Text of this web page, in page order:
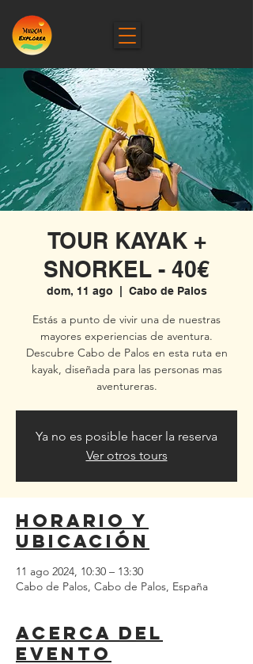
TOUR KAYAK +
SNORKEL - 40€
dom, 11 ago Cabo de Palos
Estás a punto de vivir una de nuestras
mayores experiencias de aventura.
Descubre Cabo de Palos en esta ruta en
kayak, diseñada para las personas mas
aventureras.
Ya no es posible hacer la reserva
Ver otros tours
Horario y
ubicación
11 ago 2024, 10:30 – 13:30
Cabo de Palos, Cabo de Palos, España
Acerca del
evento